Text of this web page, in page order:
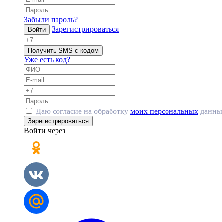
Забыли пароль?
Войти Зарегистрироваться
Получить SMS с кодом
Уже есть код?
Даю согласие на обработку моих персональных
Зарегистрироваться
Войти через